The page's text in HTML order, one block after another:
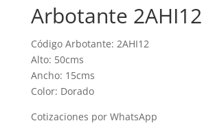
Arbotante 2AHI12
Código Arbotante: 2AHI12
Alto: 50cms
Ancho: 15cms
Color: Dorado
Cotizaciones por WhatsApp